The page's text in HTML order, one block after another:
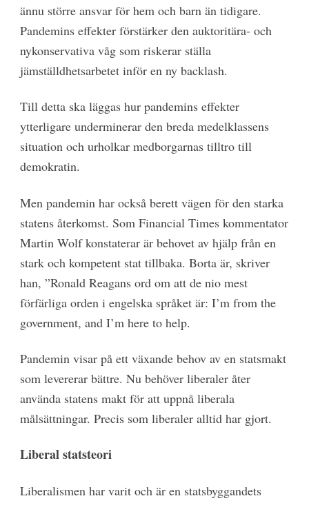
ännu större ansvar för hem och barn än tidigare.
Pandemins effekter förstärker den auktoritära- och
nykonservativa våg som riskerar ställa
jämställdhetsarbetet inför en ny backlash.
Till detta ska läggas hur pandemins effekter
ytterligare underminerar den breda medelklassens
situation och urholkar medborgarnas tilltro till
demokratin.
Men pandemin har också berett vägen för den starka
statens återkomst. Som Financial Times kommentator
Martin Wolf konstaterar är behovet av hjälp från en
stark och kompetent stat tillbaka. Borta är, skriver
han, ”Ronald Reagans ord om att de nio mest
förfärliga orden i engelska språket är: I’m from the
government, and I’m here to help.
Pandemin visar på ett växande behov av en statsmakt
som levererar bättre. Nu behöver liberaler åter
använda statens makt för att uppnå liberala
målsättningar. Precis som liberaler alltid har gjort.
Liberal statsteori
Liberalismen har varit och är en statsbyggandets